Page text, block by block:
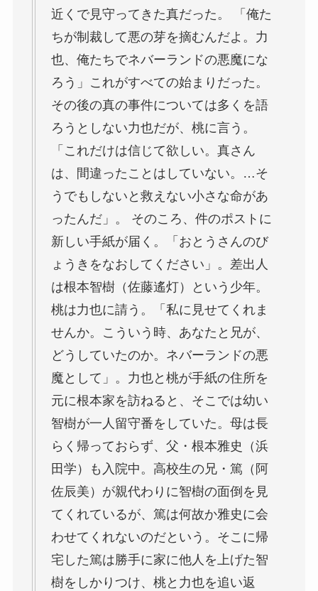
近くで見守ってきた真だった。 「俺た
ちが制裁して悪の芽を摘むんだよ。力
也、俺たちでネバーランドの悪魔にな
ろう」これがすべての始まりだった。
その後の真の事件については多くを語
ろうとしない力也だが、桃に言う。
「これだけは信じて欲しい。真さん
は、間違ったことはしていない。…そ
うでもしないと救えない小さな命があ
ったんだ」。 そのころ、件のポストに
新しい手紙が届く。「おとうさんのび
ょうきをなおしてください」。差出人
は根本智樹（佐藤遙灯）という少年。
桃は力也に請う。「私に見せてくれま
せんか。こういう時、あなたと兄が、
どうしていたのか。ネバーランドの悪
魔として」。力也と桃が手紙の住所を
元に根本家を訪ねると、そこでは幼い
智樹が一人留守番をしていた。母は長
らく帰っておらず、父・根本雅史（浜
田学）も入院中。高校生の兄・篤（阿
佐辰美）が親代わりに智樹の面倒を見
てくれているが、篤は何故か雅史に会
わせてくれないのだという。そこに帰
宅した篤は勝手に家に他人を上げた智
樹をしかりつけ、桃と力也を追い返